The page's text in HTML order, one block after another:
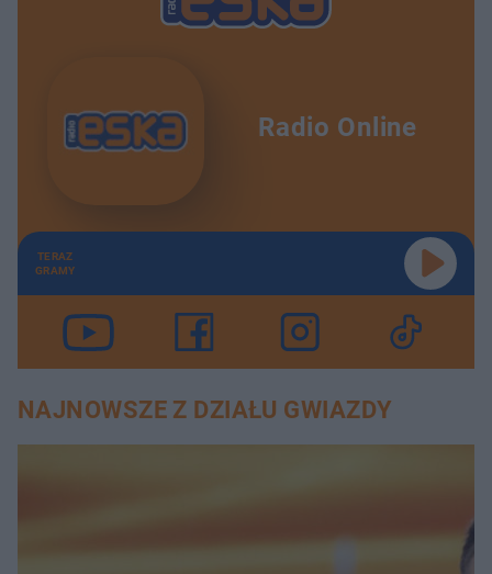
Radio Online
TERAZ
GRAMY
NAJNOWSZE Z DZIAŁU GWIAZDY